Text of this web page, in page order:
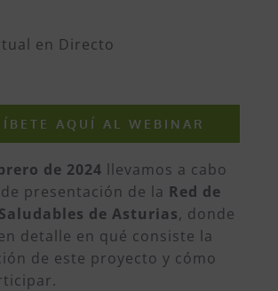
en Directo
AQUÍ AL WEBINAR
de 2024 llevamos a cabo
presentación de la Red de
de Asturias, donde
detalle en qué consiste la
de este proyecto y cómo